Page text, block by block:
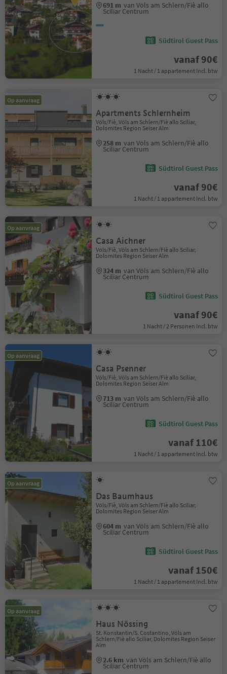
691 m van Völs am Schlern/Fiè allo
Sciliar Centrum
Südtirol Guest Pass
vanaf 90€
1 Nacht / 1 appartement Incl. btw
Op aanvraag
Apartments Schlernheim
Völs/Fiè, Völs am Schlern/Fiè allo Sciliar,
Dolomites Region Seiser Alm
258 m van Völs am Schlern/Fiè allo
Sciliar Centrum
Südtirol Guest Pass
vanaf 90€
1 Nacht / 1 appartement Incl. btw
Op aanvraag
Casa Aichner
Völs/Fiè, Völs am Schlern/Fiè allo Sciliar,
Dolomites Region Seiser Alm
324 m van Völs am Schlern/Fiè allo
Sciliar Centrum
Südtirol Guest Pass
vanaf 90€
1 Nacht / 2 Personen Incl. btw
Op aanvraag
Casa Psenner
Völs/Fiè, Völs am Schlern/Fiè allo Sciliar,
Dolomites Region Seiser Alm
713 m van Völs am Schlern/Fiè allo
Sciliar Centrum
Südtirol Guest Pass
vanaf 110€
1 Nacht / 1 appartement Incl. btw
Op aanvraag
Das Baumhaus
Völs/Fiè, Völs am Schlern/Fiè allo Sciliar,
Dolomites Region Seiser Alm
604 m van Völs am Schlern/Fiè allo
Sciliar Centrum
Südtirol Guest Pass
vanaf 150€
1 Nacht / 1 appartement Incl. btw
Op aanvraag
Haus Nössing
St. Konstantin/S. Costantino, Völs am
Schlern/Fiè allo Sciliar, Dolomites Region Seiser
Alm
2.6 km van Völs am Schlern/Fiè allo
Sciliar Centrum